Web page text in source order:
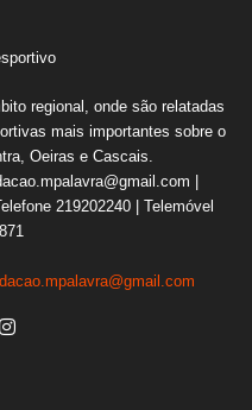
regional, onde são relatadas
mais importantes sobre o
Oeiras e Cascais.
|
219202240 | Telemóvel